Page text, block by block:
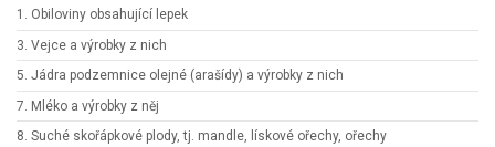
1. Obiloviny obsahující lepek
3. Vejce a výrobky z nich
5. Jádra podzemnice olejné (arašídy) a výrobky z nich
7. Mléko a výrobky z něj
8. Suché skořápkové plody, tj. mandle, lískové ořechy, ořechy